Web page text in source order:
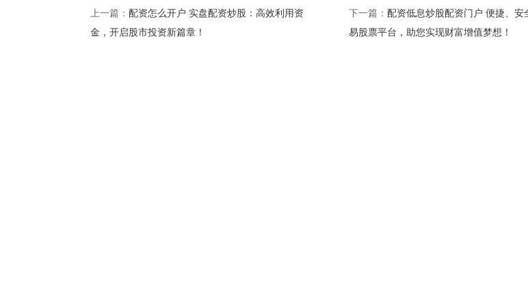
上一篇： 配资怎么开户 实盘配资炒股：高效利用资
金，开启股市投资新篇章！
下一篇： 配资低息炒股配资门户 便捷、安
易股票平台，助您实现财富增值梦想！